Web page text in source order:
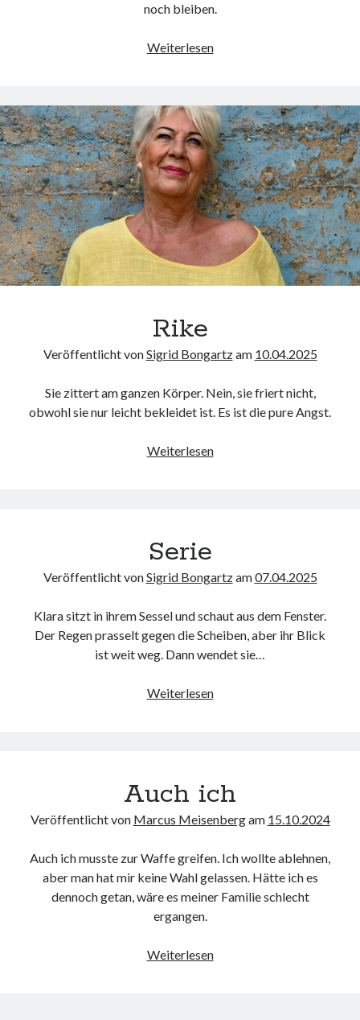
noch bleiben.
WeiterlesenPlötzlich
Rike
Veröffentlicht vonSigrid Bongartzam 10.04.2025
Sie zittert am ganzen Körper. Nein, sie friert nicht,
obwohl sie nur leicht bekleidet ist. Es ist die pure Angst.
WeiterlesenRike
Serie
Veröffentlicht vonSigrid Bongartzam07.04.2025
Klara sitzt in ihrem Sessel und schaut aus dem Fenster.
Der Regen prasselt gegen die Scheiben, aber ihr Blick
ist weit weg. Dann wendet sie…
WeiterlesenSerie
Auch ich
Veröffentlicht von Marcus Meisenbergam 15.10.2024
Auch ich musste zur Waffe greifen. Ich wollte ablehnen,
aber man hat mir keine Wahl gelassen. Hätte ich es
dennoch getan, wäre es meiner Familie schlecht
ergangen.
WeiterlesenAuch